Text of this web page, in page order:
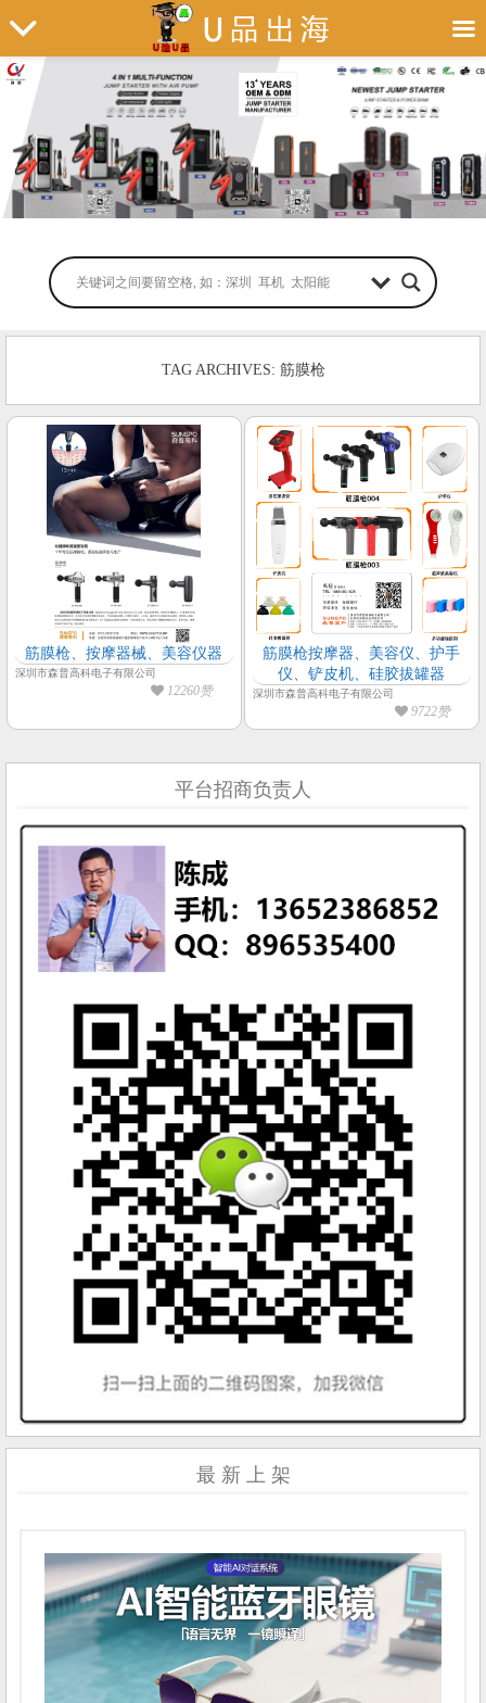
TAG ARCHIVES: 筋膜枪
筋膜枪、按摩器械、美容仪器
深圳市森普高科电子有限公司
12260赞
筋膜枪按摩器、美容仪、护手
仪、铲皮机、硅胶拔罐器
深圳市森普高科电子有限公司
9722赞
平台招商负责人
最 新 上 架